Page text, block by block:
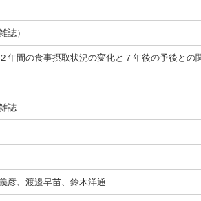
誌）
年間の食事摂取状況の変化と７年後の予後との
誌
彦、渡邉早苗、鈴木洋通